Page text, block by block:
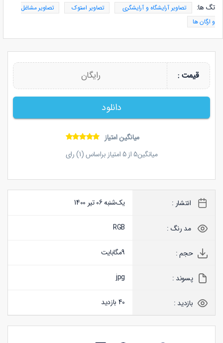
تگ ها:
تصاویر آرایشگاه و آرایشگری تصاویر استوک
تصاویر مشاغل
و ارگان ها
قیمت : رایگان
دانلود
میانگین امتیاز
میانگین5از5امتیاز براساس (1) رای
انتشار : یک‌شنبه 06 تیر 1400
مد رنگ : RGB
حجم : 9مگابایت
پسوند : jpg
بازدید : 40 بازدید